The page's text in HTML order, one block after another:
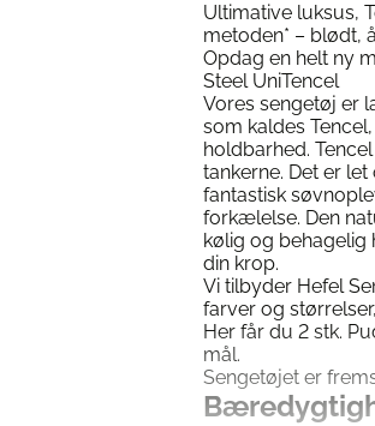
Ultimative luksus,
metoden* – blødt,
Opdag en helt ny
Steel UniTencel
Vores sengetøj er
som kaldes
holdbarhed.
tankerne. Det er
fantastisk
forkælelse. Den
kølig og behagelig
din krop.
Vi tilbyder Hefel
farver og
Her får du 2 stk.
mål.
Sengetøjet er